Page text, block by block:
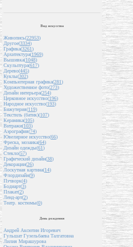
Вид искусства
Живопись(22953)
Другое(3334)
Графика(3261)
Архитектура(1969)
Вышивка(1048)
Скульптура(617)
Дерево(445)
Куклы(302)
Компьютерная графика(281)
Художественное фото(273)
Дизайн интерьера(254)
Церковное искусство(196)
Народное искусство(193)
Бижутерия(119)
Текстиль (батик)(107)
Керамика(105)
Витражи(103)
Аэрография(74)
Ювелирное искусство(66)
Фреска, мозаика(64)
Дизайн одежды(61)
Стекло(57)
Графический дизайн(38)
Декорации(26)
Лоскутная картина(14)
Флордизайн(9)
Пэчворк(4)
Бодиарт(3)
Плакат(2)
Ленд-арт(2)
Театр. костюмы(0)
День рождения
Андрей Аксютин Игоревич
Гульшат Гузельбаева Талгатовна
Лилия Мирашурова